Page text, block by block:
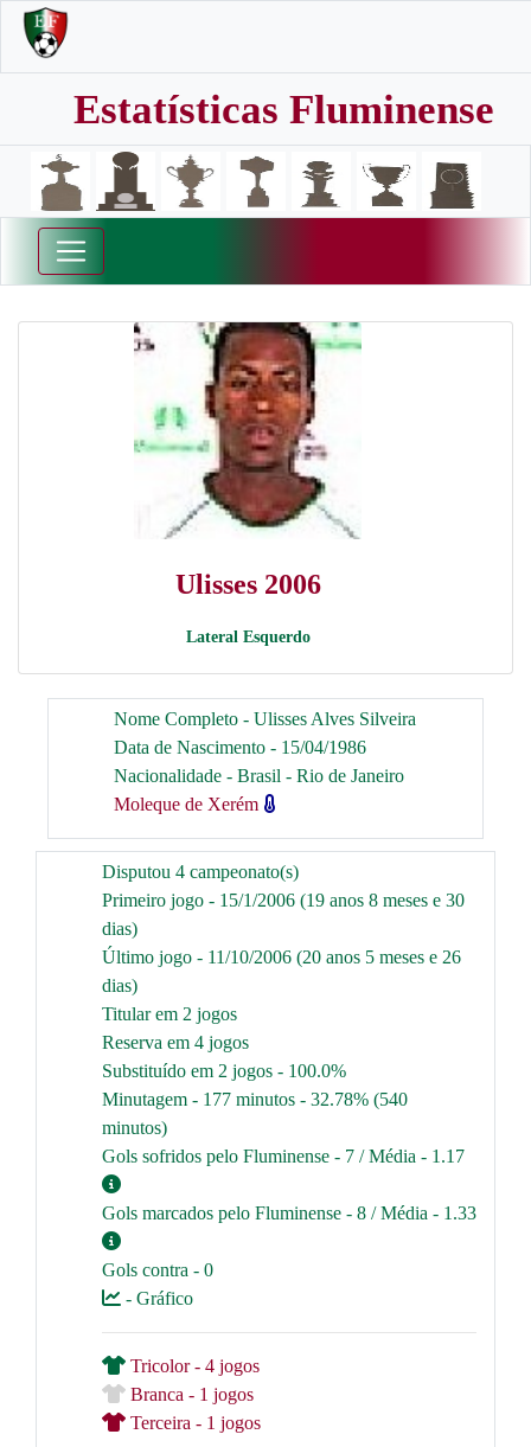
Estatísticas Fluminense
Ulisses 2006
Lateral Esquerdo
Nome Completo - Ulisses Alves Silveira
Data de Nascimento - 15/04/1986
Nacionalidade - Brasil - Rio de Janeiro
Moleque de Xerém
Disputou 4 campeonato(s)
Primeiro jogo - 15/1/2006 (19 anos 8 meses e 30
dias)
Último jogo - 11/10/2006 (20 anos 5 meses e 26
dias)
Titular em 2 jogos
Reserva em 4 jogos
Substituído em 2 jogos - 100.0%
Minutagem - 177 minutos - 32.78% (540
minutos)
Gols sofridos pelo Fluminense - 7 / Média - 1.17
Gols marcados pelo Fluminense - 8 / Média - 1.33
Gols contra - 0
- Gráfico
Tricolor - 4 jogos
Branca - 1 jogos
Terceira - 1 jogos